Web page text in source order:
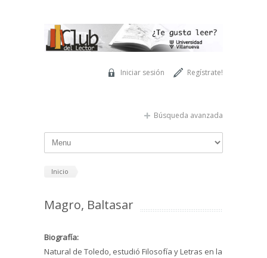
Regístrate!
Iniciar sesión
Búsqueda avanzada
Inicio
Magro, Baltasar
Biografía:
Natural de Toledo, estudió Filosofía y Letras en la